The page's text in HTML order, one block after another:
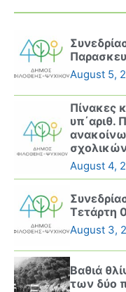
August 5,
Πίνακες
υπ΄αριθ.
August 4,
Τετάρτη
August 3,
Βαθιά
των δύο